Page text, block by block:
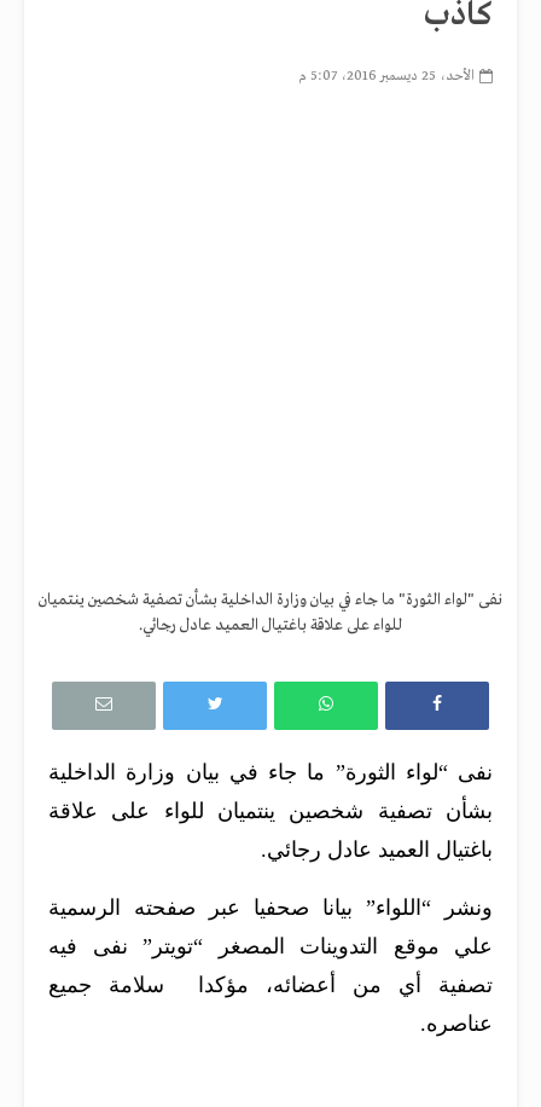
كاذب
الأحد، 25 ديسمبر 2016، 5:07 م
نفى "لواء الثورة" ما جاء في بيان وزارة الداخلية بشأن تصفية شخصين ينتميان
للواء على علاقة باغتيال العميد عادل رجائي.
نفى “لواء الثورة” ما جاء في بيان وزارة الداخلية
بشأن تصفية شخصين ينتميان للواء على علاقة
باغتيال العميد عادل رجائي.
ونشر “اللواء” بيانا صحفيا عبر صفحته الرسمية
علي موقع التدوينات المصغر “تويتر” نفى فيه
تصفية أي من أعضائه، مؤكدا سلامة جميع
عناصره.